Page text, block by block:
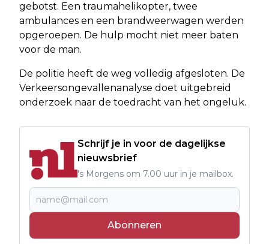
gebotst. Een traumahelikopter, twee
ambulances en een brandweerwagen werden
opgeroepen. De hulp mocht niet meer baten
voor de man.
De politie heeft de weg volledig afgesloten. De
Verkeersongevallenanalyse doet uitgebreid
onderzoek naar de toedracht van het ongeluk.
Schrijf je in voor de dagelijkse
nieuwsbrief
's Morgens om 7.00 uur in je mailbox.
Abonneren